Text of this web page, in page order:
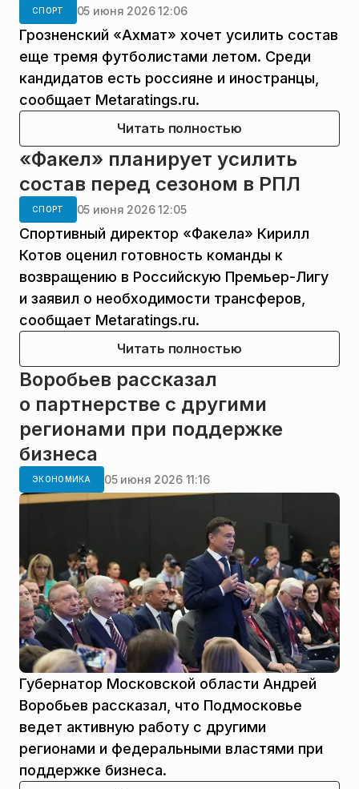
СПОРТ 05 июня 2026 12:06
Грозненский «Ахмат» хочет усилить состав
еще тремя футболистами летом. Среди
кандидатов есть россияне и иностранцы,
сообщает Metaratings.ru.
Читать полностью
«Факел» планирует усилить
состав перед сезоном в РПЛ
СПОРТ 05 июня 2026 12:05
Спортивный директор «Факела» Кирилл
Котов оценил готовность команды к
возвращению в Российскую Премьер-Лигу
и заявил о необходимости трансферов,
сообщает Metaratings.ru.
Читать полностью
Воробьев рассказал
о партнерстве с другими
регионами при поддержке
бизнеса
ЭКОНОМИКА 05 июня 2026 11:16
Губернатор Московской области Андрей
Воробьев рассказал, что Подмосковье
ведет активную работу с другими
регионами и федеральными властями при
поддержке бизнеса.